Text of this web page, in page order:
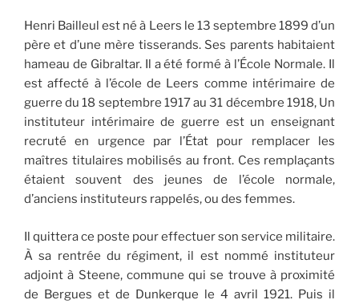
Henri Bailleul est né à Leers le 13 septembre 1899 d’un
père et d’une mère tisserands. Ses parents habitaient
hameau de Gibraltar. Il a été formé à l’École Normale. Il
est affecté à l’école de Leers comme intérimaire de
guerre du 18 septembre 1917 au 31 décembre 1918, Un
instituteur intérimaire de guerre est un enseignant
recruté en urgence par l’État pour remplacer les
maîtres titulaires mobilisés au front. Ces remplaçants
étaient souvent des jeunes de l’école normale,
d’anciens instituteurs rappelés, ou des femmes.
Il quittera ce poste pour effectuer son service militaire.
À sa rentrée du régiment, il est nommé instituteur
adjoint à Steene, commune qui se trouve à proximité
de Bergues et de Dunkerque le 4 avril 1921. Puis il